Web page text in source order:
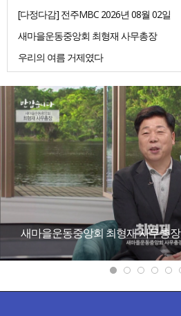
[다정다감] 전주MBC 2026년 08월 02일
새마을운동중앙회 최형재 사무총장
우리의 여름 거제였다
새마을운동중앙회 최형재 사무총장